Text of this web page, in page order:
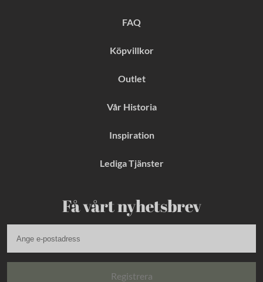
FAQ
Köpvillkor
Outlet
Vår Historia
Inspiration
Lediga Tjänster
Få vårt nyhetsbrev
Registrera
a
m